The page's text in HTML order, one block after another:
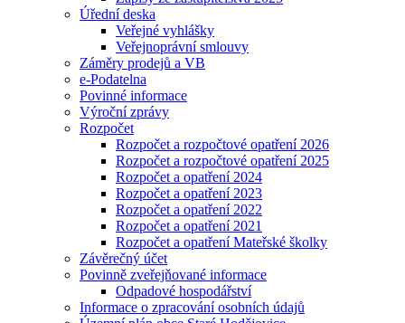
Úřední deska
Veřejné vyhlášky
Veřejnoprávní smlouvy
Záměry prodejů a VB
e-Podatelna
Povinné informace
Výroční zprávy
Rozpočet
Rozpočet a rozpočtové opatření 2026
Rozpočet a rozpočtové opatření 2025
Rozpočet a opatření 2024
Rozpočet a opatření 2023
Rozpočet a opatření 2022
Rozpočet a opatření 2021
Rozpočet a opatření Mateřské školky
Závěrečný účet
Povinně zveřejňované informace
Odpadové hospodářství
Informace o zpracování osobních údajů